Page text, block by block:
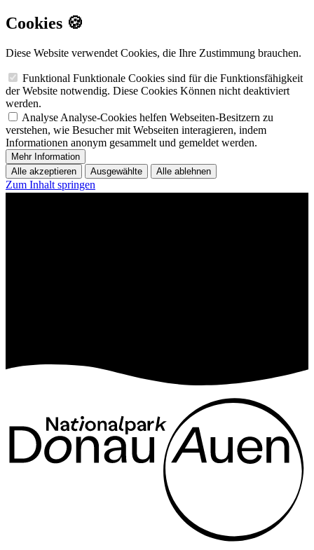
Cookies 🍪
Diese Website verwendet Cookies, die Ihre Zustimmung brauchen.
Funktional Funktionale Cookies sind für die Funktionsfähigkeit
der Website notwendig. Diese Cookies Können nicht deaktiviert
werden.
Analyse Analyse-Cookies helfen Webseiten-Besitzern zu
verstehen, wie Besucher mit Webseiten interagieren, indem
Informationen anonym gesammelt und gemeldet werden.
Mehr Information
Alle akzeptieren
Ausgewählte Alle ablehnen
Zum Inhalt springen